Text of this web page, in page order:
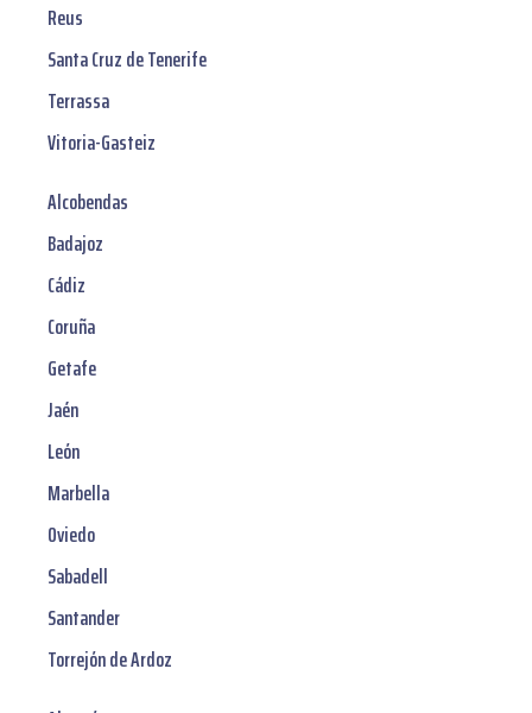
Reus
Santa Cruz de Tenerife
Terrassa
Vitoria-Gasteiz
Alcobendas
Badajoz
Cádiz
Coruña
Getafe
Jaén
León
Marbella
Oviedo
Sabadell
Santander
Torrejón de Ardoz